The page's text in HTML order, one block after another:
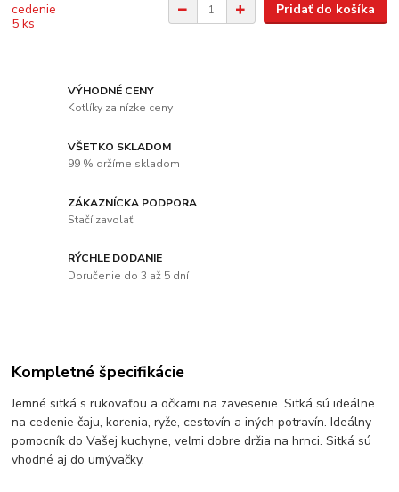
Pridať do košíka
VÝHODNÉ CENY
Kotlíky za nízke ceny
VŠETKO SKLADOM
99 % držíme skladom
ZÁKAZNÍCKA PODPORA
Stačí zavolať
RÝCHLE DODANIE
Doručenie do 3 až 5 dní
Kompletné špecifikácie
Jemné sitká s rukoväťou a očkami na zavesenie. Sitká sú ideálne
na cedenie čaju, korenia, ryže, cestovín a iných potravín. Ideálny
pomocník do Vašej kuchyne, veľmi dobre držia na hrnci. Sitká sú
vhodné aj do umývačky.